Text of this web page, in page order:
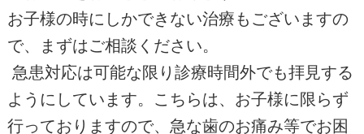
お子様の時にしかできない治療もございますの
で、まずはご相談ください。
急患対応は可能な限り診療時間外でも拝見する
ようにしています。こちらは、お子様に限らず
行っておりますので、急な歯のお痛み等でお困